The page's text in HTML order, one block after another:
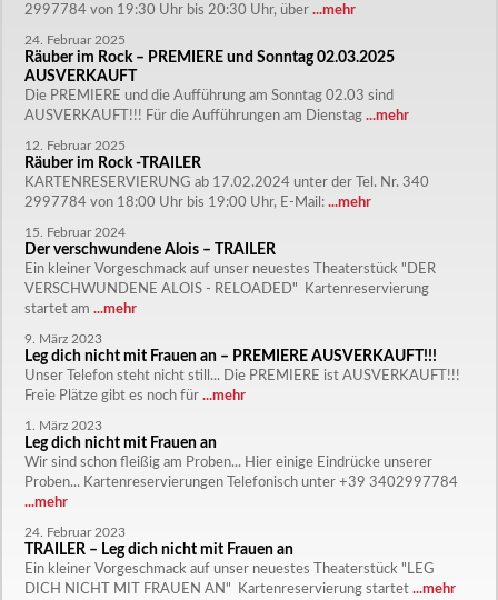
2997784 von 19:30 Uhr bis 20:30 Uhr, über...mehr
24. Februar 2025
Räuber im Rock – PREMIERE und Sonntag 02.03.2025
AUSVERKAUFT
Die PREMIERE und die Aufführung am Sonntag 02.03 sind
AUSVERKAUFT!!! Für die Aufführungen am Dienstag...mehr
12. Februar 2025
Räuber im Rock -TRAILER
KARTENRESERVIERUNG ab 17.02.2024 unter der Tel. Nr. 340
2997784 von 18:00 Uhr bis 19:00 Uhr, E-Mail:...mehr
15. Februar 2024
Der verschwundene Alois – TRAILER
Ein kleiner Vorgeschmack auf unser neuestes Theaterstück "DER
VERSCHWUNDENE ALOIS - RELOADED" Kartenreservierung
startet am...mehr
9. März 2023
Leg dich nicht mit Frauen an – PREMIERE AUSVERKAUFT!!!
Unser Telefon steht nicht still... Die PREMIERE ist AUSVERKAUFT!!!
Freie Plätze gibt es noch für...mehr
1. März 2023
Leg dich nicht mit Frauen an
Wir sind schon fleißig am Proben... Hier einige Eindrücke unserer
Proben... Kartenreservierungen Telefonisch unter +39 3402997784
...mehr
24. Februar 2023
TRAILER – Leg dich nicht mit Frauen an
Ein kleiner Vorgeschmack auf unser neuestes Theaterstück "LEG
DICH NICHT MIT FRAUEN AN" Kartenreservierung startet...mehr